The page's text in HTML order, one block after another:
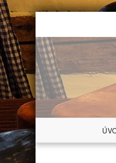
Skip
content